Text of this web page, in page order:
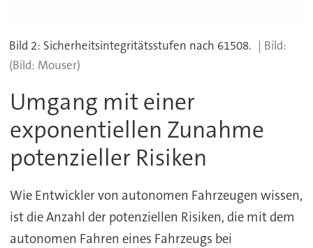
Bild 2: Sicherheitsintegritätsstufen nach 61508.
(Bild: Mouser)
Umgang mit einer
exponentiellen Zunahme
potenzieller Risiken
Wie Entwickler von autonomen Fahrzeugen wissen,
ist die Anzahl der potenziellen Risiken, die mit dem
autonomen Fahren eines Fahrzeugs bei